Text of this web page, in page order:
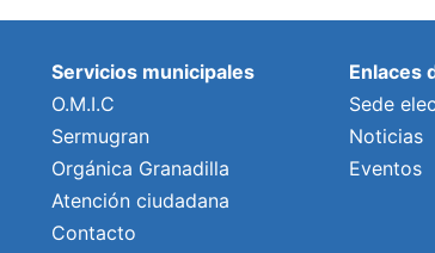
Servicios municipales
O.M.I.C
Sermugran
Orgánica Granadilla
Atención ciudadana
Contacto
Enlaces
Sede
Noticias
Eventos